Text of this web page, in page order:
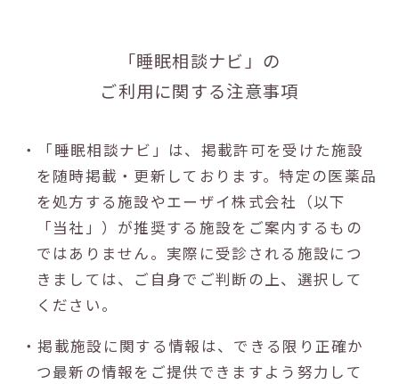
「睡眠相談ナビ」の
ご利用に関する注意事項
・「睡眠相談ナビ」は、掲載許可を受けた施設
を随時掲載・更新しております。特定の医薬品
を処方する施設やエーザイ株式会社（以下
「当社」）が推奨する施設をご案内するもの
ではありません。実際に受診される施設につ
きましては、ご自身でご判断の上、選択して
ください。
・掲載施設に関する情報は、できる限り正確か
つ最新の情報をご提供できますよう努力して